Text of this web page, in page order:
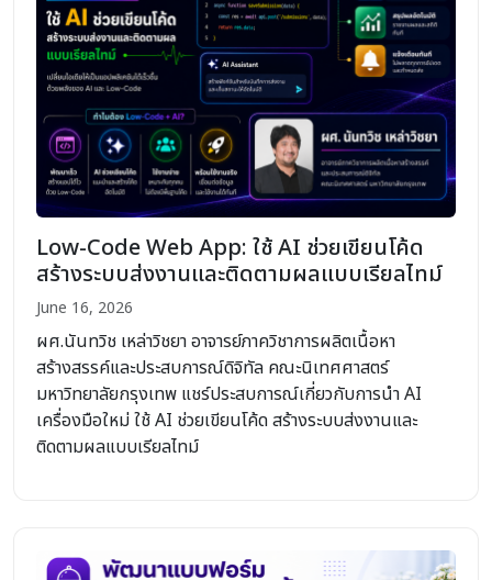
Low-Code Web App: ใช้ AI ช่วยเขียนโค้ด
สร้างระบบส่งงานและติดตามผลแบบเรียลไทม์
June 16, 2026
ผศ.นันทวิช เหล่าวิชยา อาจารย์ภาควิชาการผลิตเนื้อหา
สร้างสรรค์และประสบการณ์ดิจิทัล คณะนิเทศศาสตร์
มหาวิทยาลัยกรุงเทพ แชร์ประสบการณ์เกี่ยวกับการนำ AI
เครื่องมือใหม่ ใช้ AI ช่วยเขียนโค้ด สร้างระบบส่งงานและ
ติดตามผลแบบเรียลไทม์